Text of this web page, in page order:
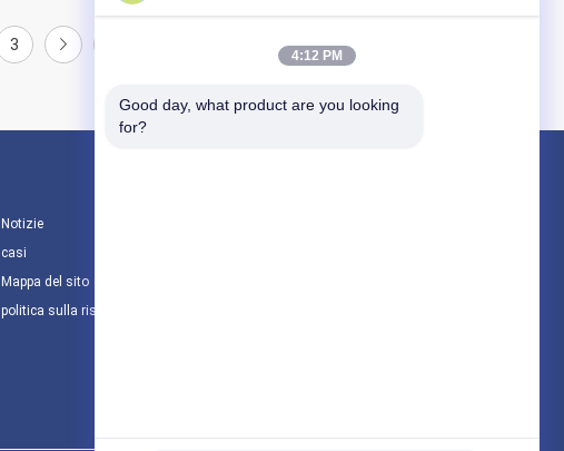
3
Notizie
casi
Mappa del sito
politica sulla riservatezza
4:12 PM
Good day, what product are you looking
for?